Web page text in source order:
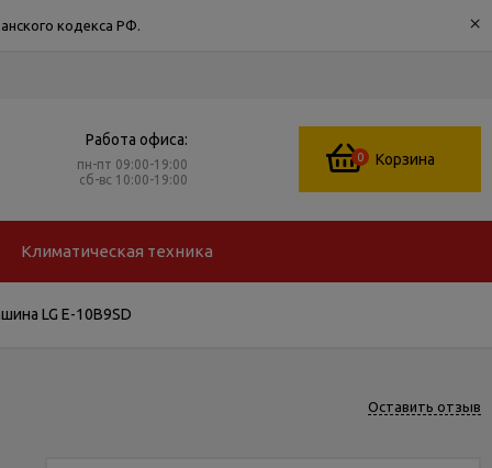
кодекса РФ. ×
Работа офиса:
пн-пт 09:00-19:00
сб-вс 10:00-19:00
0 Корзина
Климатическая техника
LG E-10B9SD
Оставить отзыв